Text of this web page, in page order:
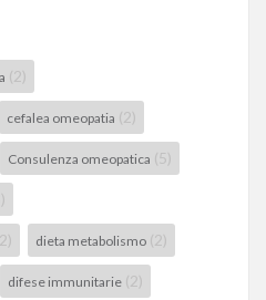
(2)
cefalea omeopatia (2)
Consulenza omeopatica (5)
dieta metabolismo (2)
difese immunitarie (2)